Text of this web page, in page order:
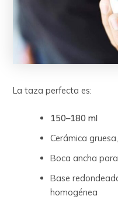
La taza perfecta es:
150–180 ml
Cerámica
Boca ancha
Base
homogénea